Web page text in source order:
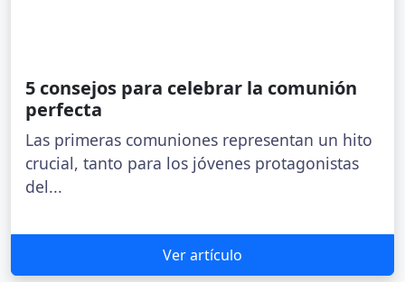
5 consejos para celebrar la comunión
perfecta
Las primeras comuniones representan un hito
crucial, tanto para los jóvenes protagonistas
del...
Ver artículo